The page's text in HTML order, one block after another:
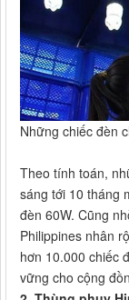
Những chiếc đèn
Theo tính toán,
sáng tới 10 tháng
đèn 60W. Cũng
Philippines nhân
hơn 10.000 chiếc
vững cho cộng